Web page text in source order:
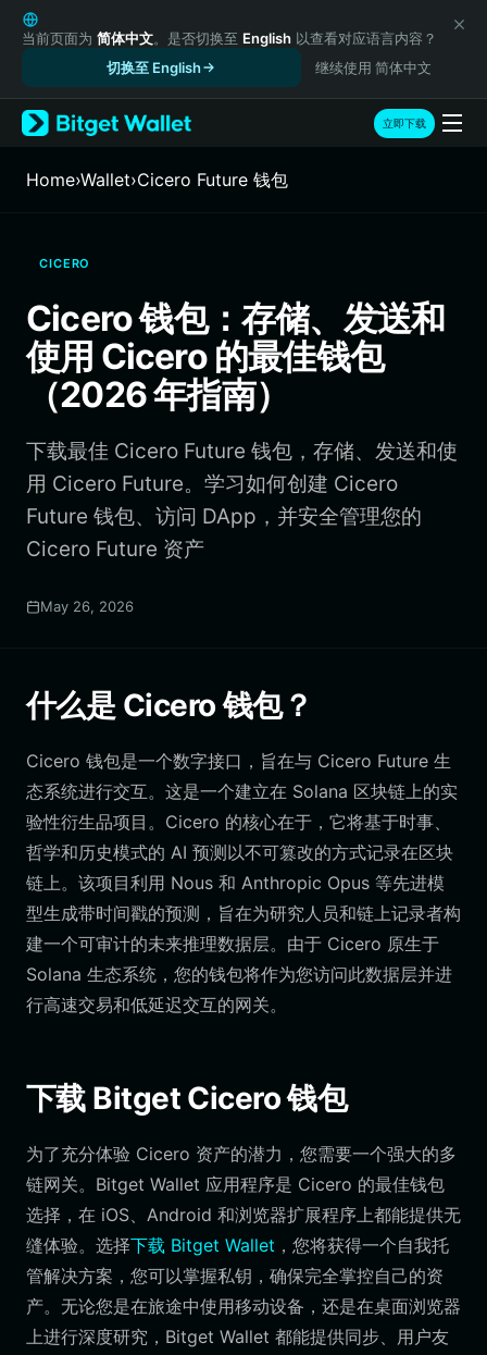
English
日本語
Русский
Español (Latinoamérica)
Türkçe
Italiano
繁體中文
Português (Portugal)
Bahasa Indonesia
ภาษาไทย
Português (Brasil)
Español (Argentina)
当前页面为 简体中文。是否切换至 English 以查看对应语言内容？
切换至 English
继续使用 简体中文
立即下载
Home›Wallet›Cicero Future 钱包
CICERO
Cicero 钱包：存储、发送和
使用 Cicero 的最佳钱包
（2026 年指南）
下载最佳 Cicero Future 钱包，存储、发送和使
用 Cicero Future。学习如何创建 Cicero
Future 钱包、访问 DApp，并安全管理您的
Cicero Future 资产
May 26, 2026
什么是 Cicero 钱包？
Cicero 钱包是一个数字接口，旨在与 Cicero Future 生
态系统进行交互。这是一个建立在 Solana 区块链上的实
验性衍生品项目。Cicero 的核心在于，它将基于时事、
哲学和历史模式的 AI 预测以不可篡改的方式记录在区块
链上。该项目利用 Nous 和 Anthropic Opus 等先进模
型生成带时间戳的预测，旨在为研究人员和链上记录者构
建一个可审计的未来推理数据层。由于 Cicero 原生于
Solana 生态系统，您的钱包将作为您访问此数据层并进
行高速交易和低延迟交互的网关。
下载 Bitget Cicero 钱包
为了充分体验 Cicero 资产的潜力，您需要一个强大的多
链网关。Bitget Wallet 应用程序是 Cicero 的最佳钱包
选择，在 iOS、Android 和浏览器扩展程序上都能提供无
缝体验。选择下载 Bitget Wallet ，您将获得一个自我托
管解决方案，您可以掌握私钥，确保完全掌控自己的资
产。无论您是在旅途中使用移动设备，还是在桌面浏览器
上进行深度研究，Bitget Wallet 都能提供同步、用户友